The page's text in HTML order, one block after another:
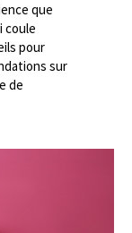
que
coule
pour
sur
de